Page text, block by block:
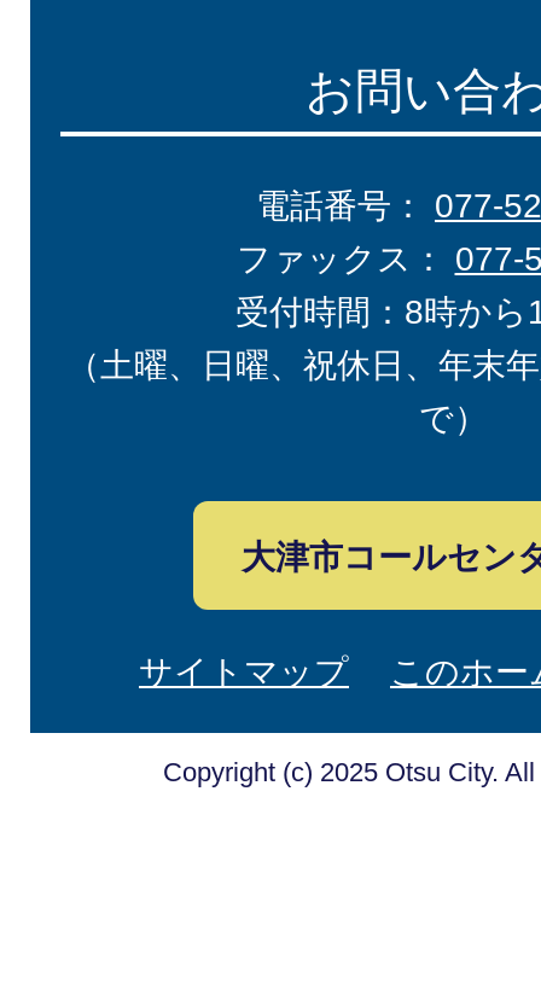
お問い合
電話番号： 077-
ファックス： 077-
受付時間：8時から
（土曜、日曜、祝休日、年末
で）
大津市コールセン
サイトマップ このホ
Copyright (c) 2025 Otsu City.